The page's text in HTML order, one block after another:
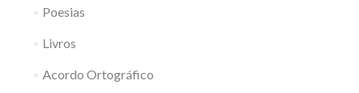
Poesias
Livros
Acordo Ortográfico